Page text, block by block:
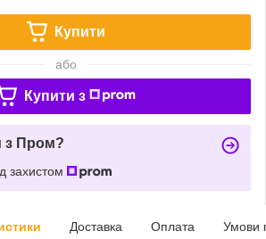
Купити
або
Купити з
з Пром?
захистом
Доставка Оплата Умови